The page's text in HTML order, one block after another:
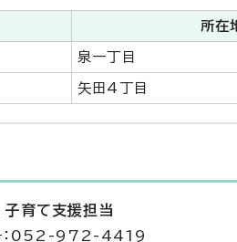
所在
泉一丁目
矢田4丁目
育て支援担当
：052-972-4419